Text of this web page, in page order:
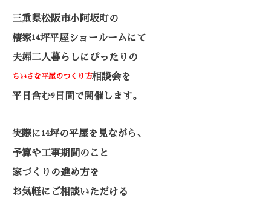
三重県松阪市小阿坂町の
棲家14坪平屋ショールームにて
夫婦二人暮らしにぴったりの
ちいさな平屋のつくり方相談会を
平日含む9 日間で開催します。
実際に 14坪の平屋を見ながら、
予算や工事期間のこと
家づくりの進め方を
お気軽にご相談いただける